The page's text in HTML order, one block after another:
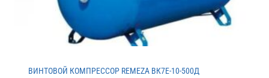
ВИНТОВОЙ КОМПРЕССОР REMEZA ВК7E-10-500Д